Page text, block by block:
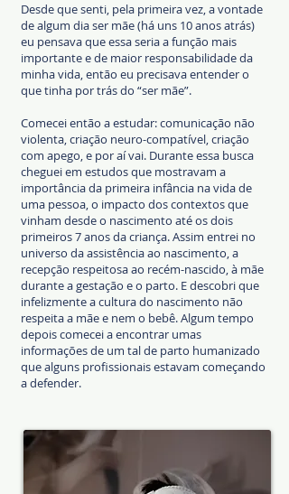
Desde que senti, pela primeira vez, a vontade
de algum dia ser mãe (há uns 10 anos atrás)
eu pensava que essa seria a função mais
importante e de maior responsabilidade da
minha vida, então eu precisava entender o
que tinha por trás do “ser mãe”.
Comecei então a estudar: comunicação não
violenta, criação neuro-compatível, criação
com apego, e por aí vai. Durante essa busca
cheguei em estudos que mostravam a
importância da primeira infância na vida de
uma pessoa, o impacto dos contextos que
vinham desde o nascimento até os dois
primeiros 7 anos da criança. Assim entrei no
universo da assistência ao nascimento, a
recepção respeitosa ao recém-nascido, à mãe
durante a gestação e o parto. E descobri que
infelizmente a cultura do nascimento não
respeita a mãe e nem o bebê. Algum tempo
depois comecei a encontrar umas
informações de um tal de parto humanizado
que alguns profissionais estavam começando
a defender.